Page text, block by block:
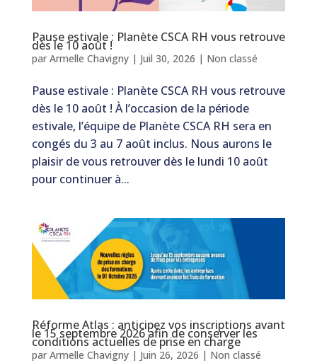
Pause estivale : Planète CSCA RH vous retrouve
dès le 10 août !
par Armelle Chavigny| Juil 30, 2026 | Non classé
Pause estivale : Planète CSCA RH vous retrouve
dès le 10 août ! À l’occasion de la période
estivale, l’équipe de Planète CSCA RH sera en
congés du 3 au 7 août inclus. Nous aurons le
plaisir de vous retrouver dès le lundi 10 août
pour continuer à...
Réforme Atlas : anticipez vos inscriptions avant
le 15 septembre 2026 afin de conserver les
conditions actuelles de prise en charge
par Armelle Chavigny| Juin 26, 2026 | Non classé